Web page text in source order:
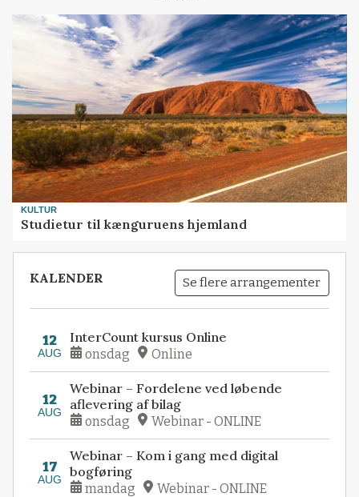
KULTUR
Studietur til kænguruens hjemland
KALENDER Se flere arrangementer
12
AUG
InterCount kursus Online
onsdag Online
12
AUG
Webinar – Fordelene ved løbende
aflevering af bilag
onsdag Webinar - ONLINE
17
AUG
Webinar – Kom i gang med digital
bogføring
mandag Webinar - ONLINE